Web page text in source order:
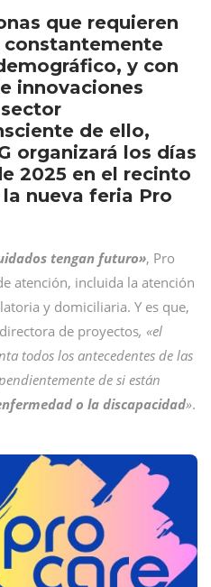
que requieren
y con
innovaciones
de ello,
organizará los días
2025 en el recinto
nueva feria Pro
tengan futuro», Pro
atención, incluida la atención
y domiciliaria. Y es que,
de proyectos, «el
todos los antecedentes de las
de si están
o la discapacidad».